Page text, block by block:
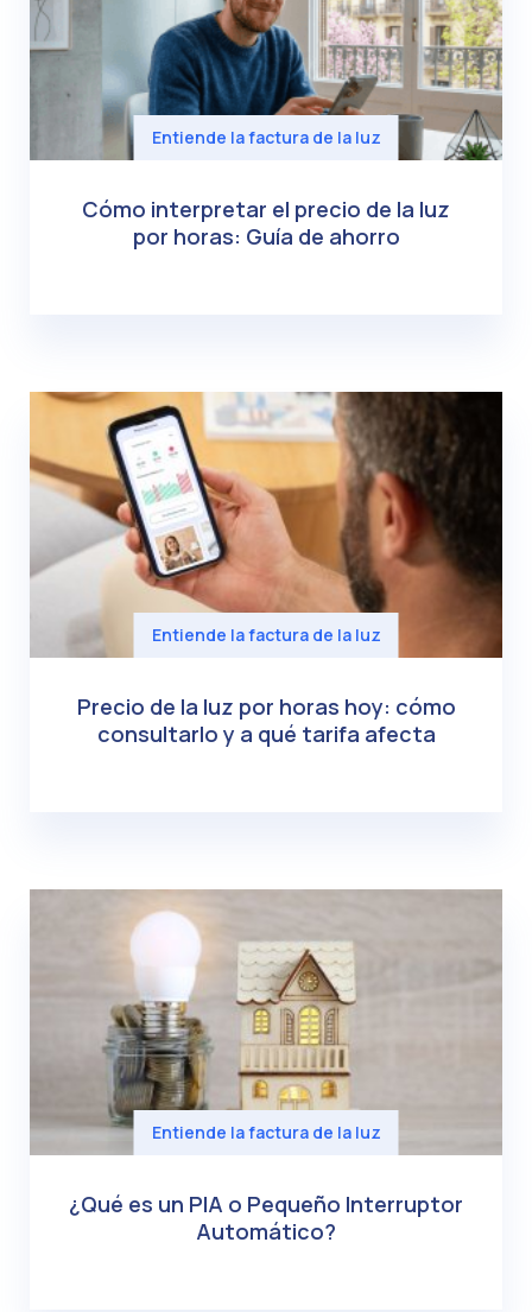
Entiende la factura de la luz
Cómo interpretar el precio de la luz
por horas: Guía de ahorro
Entiende la factura de la luz
Precio de la luz por horas hoy: cómo
consultarlo y a qué tarifa afecta
Entiende la factura de la luz
¿Qué es un PIA o Pequeño Interruptor
Automático?